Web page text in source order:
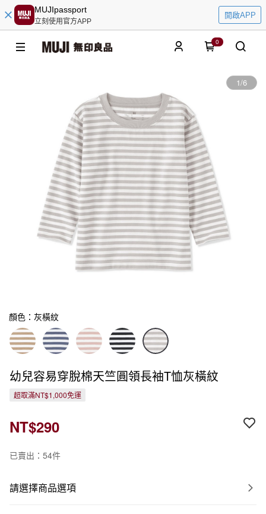
MUJIpassport
立刻使用官方APP
開啟APP
0
1/6
顏色：灰橫紋
幼兒容易穿脫棉天竺圓領長袖T恤灰橫紋
超取滿NT$1,000免運
NT$290
已賣出：54件
請選擇商品選項